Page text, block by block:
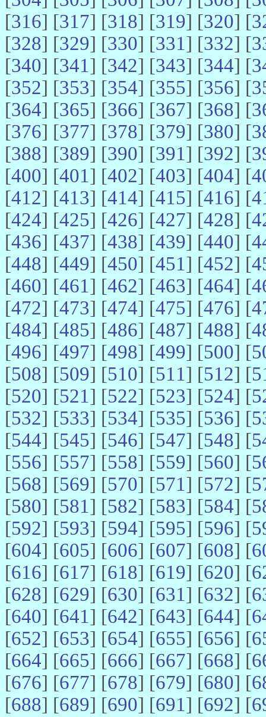
[316] [317] [318] [319] [320] [
[328] [329] [330] [331] [332] [
[340] [341] [342] [343] [344] [
[352] [353] [354] [355] [356] [
[364] [365] [366] [367] [368] [
[376] [377] [378] [379] [380] [
[388] [389] [390] [391] [392] [
[400] [401] [402] [403] [404] [
[412] [413] [414] [415] [416] [
[424] [425] [426] [427] [428] [
[436] [437] [438] [439] [440] [
[448] [449] [450] [451] [452] [
[460] [461] [462] [463] [464] [
[472] [473] [474] [475] [476] [
[484] [485] [486] [487] [488] [
[496] [497] [498] [499] [500] [
[508] [509] [510] [511] [512] [
[520] [521] [522] [523] [524] [
[532] [533] [534] [535] [536] [
[544] [545] [546] [547] [548] [
[556] [557] [558] [559] [560] [
[568] [569] [570] [571] [572] [
[580] [581] [582] [583] [584] [
[592] [593] [594] [595] [596] [
[604] [605] [606] [607] [608] [
[616] [617] [618] [619] [620] [
[628] [629] [630] [631] [632] [
[640] [641] [642] [643] [644] [
[652] [653] [654] [655] [656] [
[664] [665] [666] [667] [668] [
[676] [677] [678] [679] [680] [
[688] [689] [690] [691] [692] [